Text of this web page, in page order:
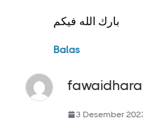
بارك الله فيكم
Balas
3 Desember